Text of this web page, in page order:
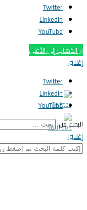
Twitter
LinkedIn
YouTube
الذهاب إلى الأعلى
Twitter
LinkedIn
YouTube
عن: